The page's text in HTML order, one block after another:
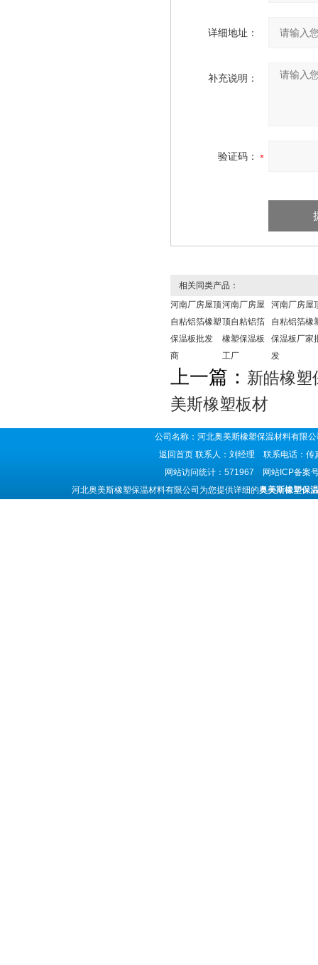
详细地址：
补充说明：
验证码：
相关同类产品：
河南厂房屋顶
自粘铝箔橡塑
保温板批发
商
河南厂房屋
顶自粘铝箔
橡塑保温板
工厂
河南厂房屋
自粘铝箔橡
保温板厂家
发
上一篇： 新皓橡塑
美斯橡塑板材
公司名称：河北奥美斯橡塑保温材料有
返回首页 联系人：刘经理 联系电话：
网站访问统计：571967 网站ICP备案
河北奥美斯橡塑保温材料有限公司为您提供详细的奥美斯橡塑保